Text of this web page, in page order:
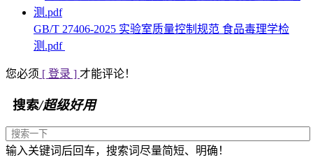
GB/T 27406-2025 实验室质量控制规范 食品毒理学检
测.pdf
您必须 [ 登录 ] 才能评论！
搜索/超级好用
输入关键词后回车，搜索词尽量简短、明确！